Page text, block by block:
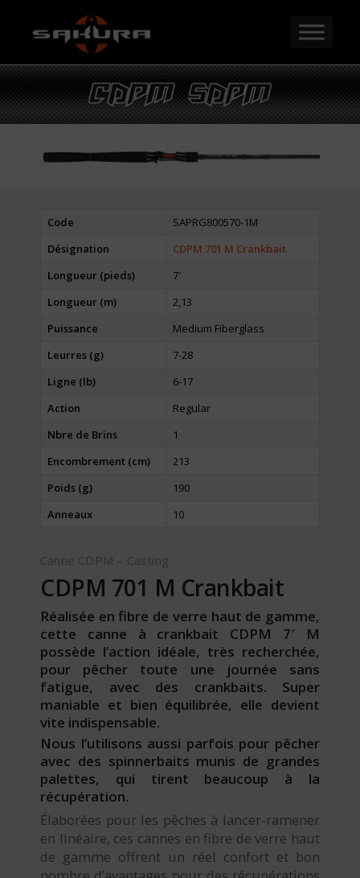
Code
SAPRG800570-1M
Désignation
CDPM 701 M Crankbait
Longueur (pieds)
7′
Longueur (m)
2,13
Puissance
Medium Fiberglass
Leurres (g)
7-28
Ligne (lb)
6-17
Action
Regular
Nbre de Brins
1
Encombrement (cm)
213
Poids (g)
190
Anneaux
10
Canne CDPM – Casting
CDPM 701 M Crankbait
Réalisée en fibre de verre haut de gamme,
cette canne à crankbait CDPM 7′ M
possède l’action idéale, très recherchée,
pour pêcher toute une journée sans
fatigue, avec des crankbaits. Super
maniable et bien équilibrée, elle devient
vite indispensable.
Nous l’utilisons aussi parfois pour pêcher
avec des spinnerbaits munis de grandes
palettes, qui tirent beaucoup à la
récupération.
Élaborées pour les pêches à lancer-ramener
en linéaire, ces cannes en fibre de verre haut
de gamme offrent un réel confort et bon